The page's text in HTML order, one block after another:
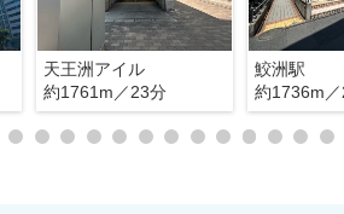
天王洲アイル
約1761m／23分
鮫洲駅
約1736m